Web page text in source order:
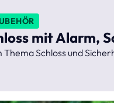
mit Alarm,
Thema Schloss und